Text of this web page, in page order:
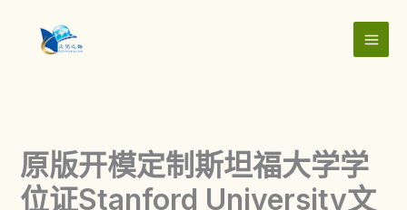
content
原版开模定制斯坦福大学学
位证Stanford University文